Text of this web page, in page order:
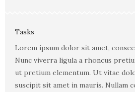
Tasks
Lorem ipsum dolor sit amet,
Nunc viverra ligula a rhoncus
ut pretium elementum. Ut vitae
suscipit sit amet in mauris. Nullam